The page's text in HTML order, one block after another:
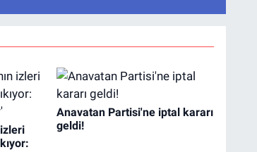
izleri
Anavatan Partisi'ne iptal kararı
geldi!